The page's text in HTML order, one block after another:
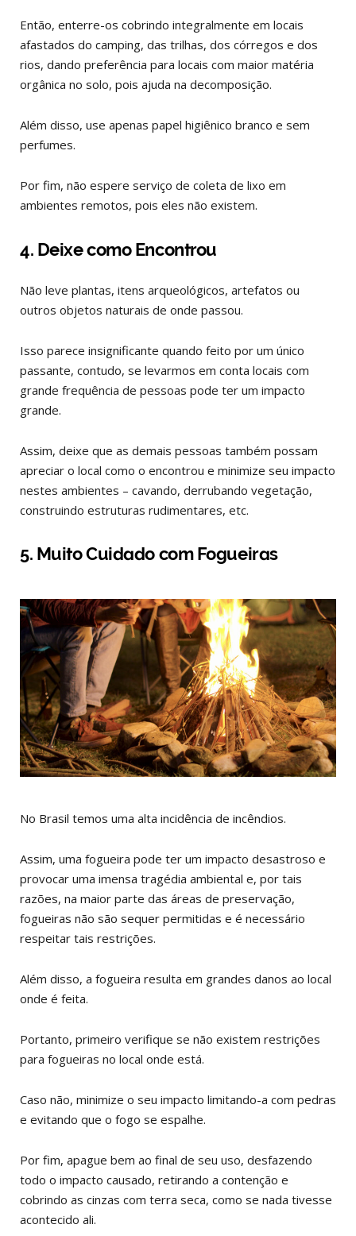
Então, enterre-os cobrindo integralmente em locais
afastados do camping, das trilhas, dos córregos e dos
rios, dando preferência para locais com maior matéria
orgânica no solo, pois ajuda na decomposição.
Além disso, use apenas papel higiênico branco e sem
perfumes.
Por fim, não espere serviço de coleta de lixo em
ambientes remotos, pois eles não existem.
4. Deixe como Encontrou
Não leve plantas, itens arqueológicos, artefatos ou
outros objetos naturais de onde passou.
Isso parece insignificante quando feito por um único
passante, contudo, se levarmos em conta locais com
grande frequência de pessoas pode ter um impacto
grande.
Assim, deixe que as demais pessoas também possam
apreciar o local como o encontrou e minimize seu impacto
nestes ambientes – cavando, derrubando vegetação,
construindo estruturas rudimentares, etc.
5. Muito Cuidado com Fogueiras
No Brasil temos uma alta incidência de incêndios.
Assim, uma fogueira pode ter um impacto desastroso e
provocar uma imensa tragédia ambiental e, por tais
razões, na maior parte das áreas de preservação,
fogueiras não são sequer permitidas e é necessário
respeitar tais restrições.
Além disso, a fogueira resulta em grandes danos ao local
onde é feita.
Portanto, primeiro verifique se não existem restrições
para fogueiras no local onde está.
Caso não, minimize o seu impacto limitando-a com pedras
e evitando que o fogo se espalhe.
Por fim, apague bem ao final de seu uso, desfazendo
todo o impacto causado, retirando a contenção e
cobrindo as cinzas com terra seca, como se nada tivesse
acontecido ali.